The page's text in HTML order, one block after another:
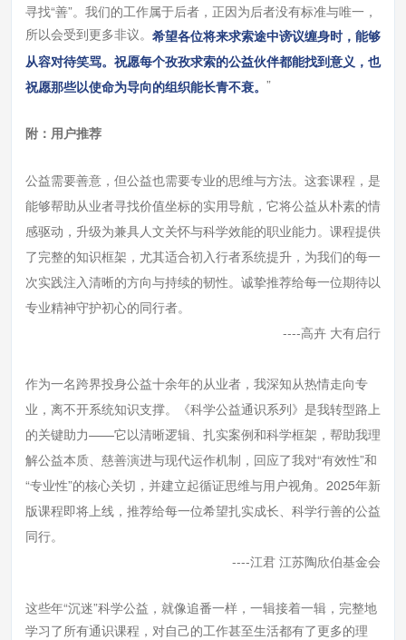
寻找“善”。我们的工作属于后者，正因为后者没有标准与唯一，
所以会受到更多非议。 希望各位将来求索途中谤议缠身时，能够
从容对待笑骂。祝愿每个孜孜求索的公益伙伴都能找到意义，也
祝愿那些以使命为导向的组织能长青不衰。 ”
附：用户推荐
公益需要善意，但公益也需要专业的思维与方法。这套课程，是
能够帮助从业者寻找价值坐标的实用导航，它将公益从朴素的情
感驱动，升级为兼具人文关怀与科学效能的职业能力。课程提供
了完整的知识框架，尤其适合初入行者系统提升，为我们的每一
次实践注入清晰的方向与持续的韧性。诚挚推荐给每一位期待以
专业精神守护初心的同行者。
----高卉 大有启行
作为一名跨界投身公益十余年的从业者，我深知从热情走向专
业，离不开系统知识支撑。《科学公益通识系列》是我转型路上
的关键助力——它以清晰逻辑、扎实案例和科学框架，帮助我理
解公益本质、慈善演进与现代运作机制，回应了我对“有效性”和
“专业性”的核心关切，并建立起循证思维与用户视角。2025年新
版课程即将上线，推荐给每一位希望扎实成长、科学行善的公益
同行。
----江君 江苏陶欣伯基金会
这些年“沉迷”科学公益，就像追番一样，一辑接着一辑，完整地
学习了所有通识课程，对自己的工作甚至生活都有了更多的理